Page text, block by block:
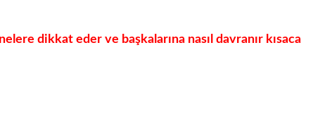
dikkat eder ve başkalarına nasıl davranır kısaca